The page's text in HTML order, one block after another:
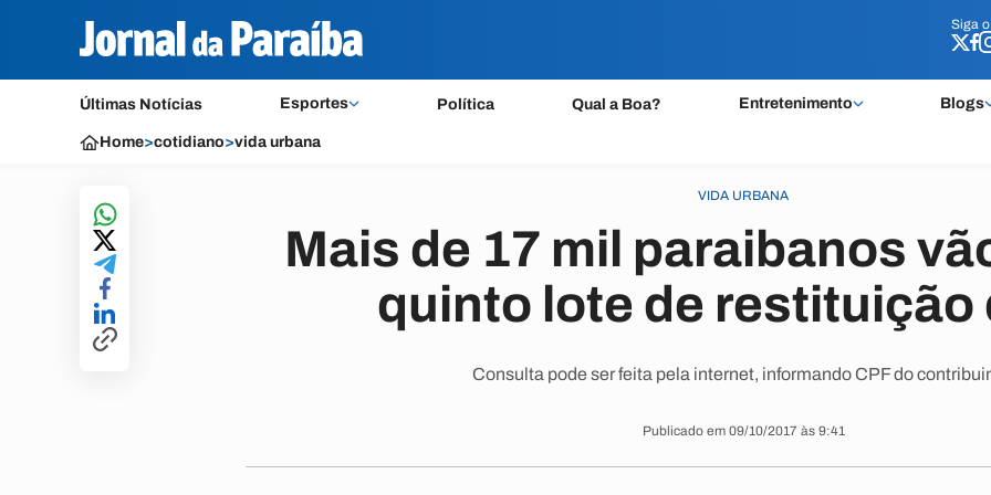
Siga o
Últimas Notícias Esportes Política Qual a Boa? Entretenimento Blogs
Siga o
Home>cotidiano>vida urbana
VIDA URBANA
Mais de 17 mil paraibanos
quinto lote de restituição
Consulta pode ser feita pela internet, informando CPF do
Publicado em 09/10/2017 às 9:41